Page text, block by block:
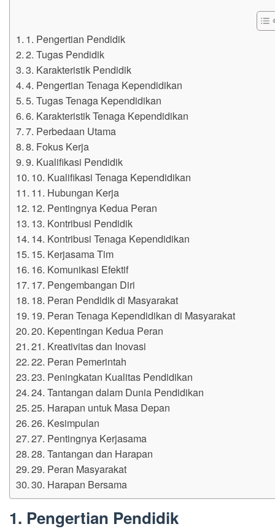
1. Pengertian Pendidik
2. Tugas Pendidik
3. Karakteristik Pendidik
4. Pengertian Tenaga Kependidikan
5. Tugas Tenaga Kependidikan
6. Karakteristik Tenaga Kependidikan
7. Perbedaan Utama
8. Fokus Kerja
9. Kualifikasi Pendidik
10. Kualifikasi Tenaga Kependidikan
11. Hubungan Kerja
12. Pentingnya Kedua Peran
13. Kontribusi Pendidik
14. Kontribusi Tenaga Kependidikan
15. Kerjasama Tim
16. Komunikasi Efektif
17. Pengembangan Diri
18. Peran Pendidik di Masyarakat
19. Peran Tenaga Kependidikan di Masyarakat
20. Kepentingan Kedua Peran
21. Kreativitas dan Inovasi
22. Peran Pemerintah
23. Peningkatan Kualitas Pendidikan
24. Tantangan dalam Dunia Pendidikan
25. Harapan untuk Masa Depan
26. Kesimpulan
27. Pentingnya Kerjasama
28. Tantangan dan Harapan
29. Peran Masyarakat
30. Harapan Bersama
1. Pengertian Pendidik